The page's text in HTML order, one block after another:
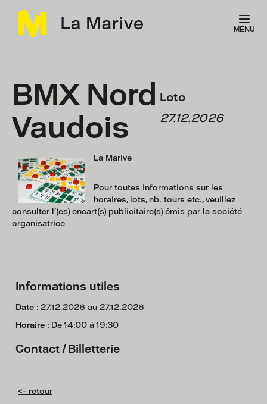
MENU
Loto
27.12.2026
BMX Nord
Vaudois
La Marive
Pour toutes informations sur les
horaires, lots, nb. tours etc., veuillez
consulter l'(es) encart(s) publicitaire(s) émis par la société
organisatrice
Informations utiles
Date : 27.12.2026 au 27.12.2026
Horaire : De 14:00 à 19:30
Contact / Billetterie
<- retour